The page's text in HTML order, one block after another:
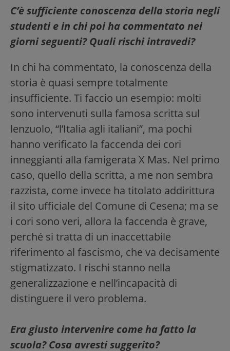
C’è sufficiente conoscenza della storia negli
studenti e in chi poi ha commentato nei
giorni seguenti? Quali rischi intravedi?
In chi ha commentato, la conoscenza della
storia è quasi sempre totalmente
insufficiente. Ti faccio un esempio: molti
sono intervenuti sulla famosa scritta sul
lenzuolo, “l’Italia agli italiani”, ma pochi
hanno verificato la faccenda dei cori
inneggianti alla famigerata X Mas. Nel primo
caso, quello della scritta, a me non sembra
razzista, come invece ha titolato addirittura
il sito ufficiale del Comune di Cesena; ma se
i cori sono veri, allora la faccenda è grave,
perché si tratta di un inaccettabile
riferimento al fascismo, che va decisamente
stigmatizzato. I rischi stanno nella
generalizzazione e nell’incapacità di
distinguere il vero problema.
Era giusto intervenire come ha fatto la
scuola? Cosa avresti suggerito?